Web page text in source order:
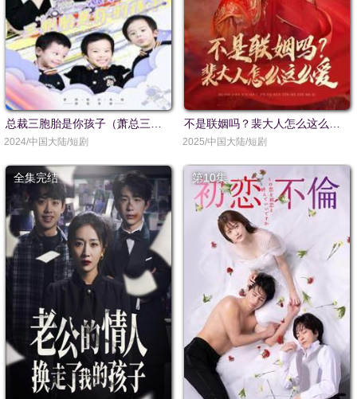
2024/中国大陆/短剧 2025/中国大陆/短剧
全集完结 第10集